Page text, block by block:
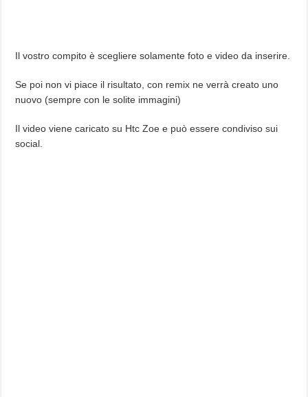
Il vostro compito è scegliere solamente foto e video da inserire.
Se poi non vi piace il risultato, con remix ne verrà creato uno
nuovo (sempre con le solite immagini)
Il video viene caricato su Htc Zoe e può essere condiviso sui
social.